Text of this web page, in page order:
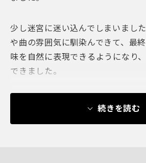
少し迷宮に迷い込んでしまいまし
や曲の雰囲気に馴染んできて、最
味を自然に表現できるようになり
できました。
続きを読む